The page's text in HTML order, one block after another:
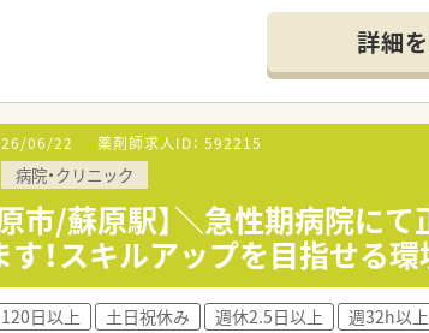
詳細
06/22 薬剤師求人ID： 592215
病院・クリニック
原市/蘇原駅】＼急性期病院に
す！スキルアップを目指せる
日以上 土日祝休み 週休2.5日以上 週32h以上